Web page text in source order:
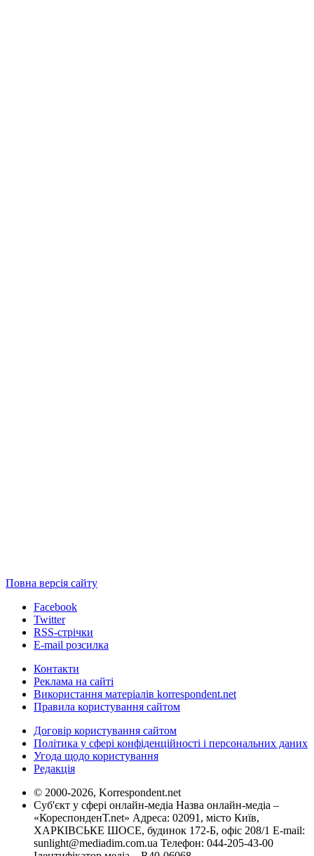
Повна версія сайту
Facebook
Twitter
RSS-стрічки
E-mail розсилка
Контакти
Реклама на сайті
Використання матеріалів korrespondent.net
Правила користування сайтом
Договір користування сайтом
Політика у сфері конфіденційності і персональних даних
Угода щодо користування
Редакція
© 2000-2026, Korrespondent.net
Суб'єкт у сфері онлайн-медіа Назва онлайн-медіа –
«КореспонденТ.net» Адреса: 02091, місто Київ,
ХАРКІВСЬКЕ ШОСЕ, будинок 172-Б, офіс 208/1 E-mail:
sunlight@mediadim.com.ua Телефон: 044-205-43-00